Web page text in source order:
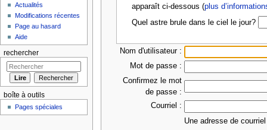
apparaît ci-dessous (plus
Quel astre brule dans le ciel le jour?
Nom d'utilisateur :
Mot de passe :
Confirmez le mot
de passe :
Courriel :
Une adresse de
Actualités
Modifications récentes
Page au hasard
Aide
rechercher
boîte à outils
Pages spéciales